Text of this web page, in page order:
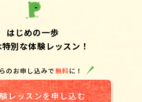
はじめの一歩
別な体験レッスン！
のお申し込みで無料に！
レッスンを申し込む